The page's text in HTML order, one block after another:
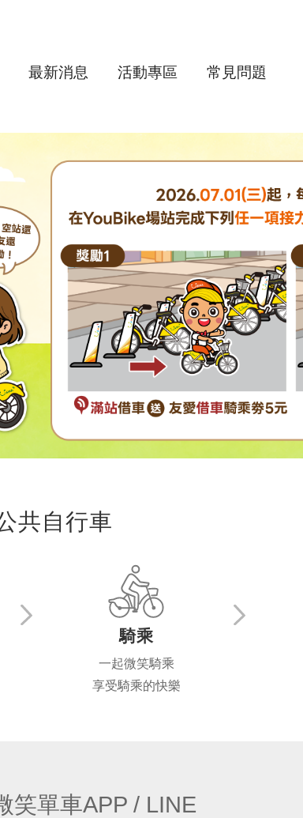
最新消息 活動專區 常見問題
共自行車
騎乘
一起微笑騎乘
享受騎乘的快樂
笑單車APP / LINE